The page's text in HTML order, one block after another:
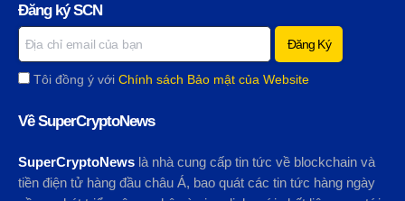
Đăng ký SCN
Tôi đồng ý với Chính sách Bảo mật của Website
Về SuperCryptoNews
SuperCryptoNews là nhà cung cấp tin tức về blockchain và
tiền điện tử hàng đầu châu Á, bao quát các tin tức hàng ngày